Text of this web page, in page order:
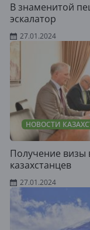
В знаменитой
эскалатор
27.01.2024
НОВОСТИ
Получение визы
казахстанцев
27.01.2024